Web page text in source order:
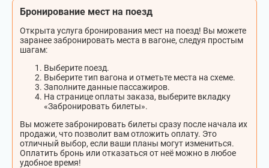
Бронирование мест на поезд
Открыта услуга бронирования мест на поезд! Вы можете
заранее забронировать места в вагоне, следуя простым
шагам:
Выберите поезд.
Выберите тип вагона и отметьте места на схеме.
Заполните данные пассажиров.
На странице оплаты заказа, выберите вкладку
«Забронировать билеты».
Вы можете забронировать билеты сразу после начала их
продажи, что позволит вам отложить оплату. Это
отличный выбор, если ваши планы могут измениться.
Оплатить бронь или отказаться от неё можно в любое
удобное время!